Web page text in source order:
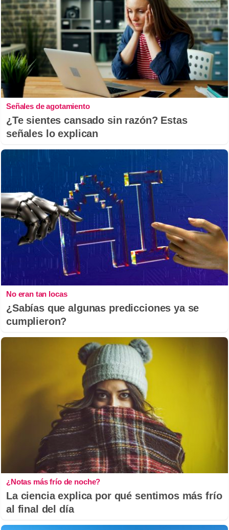
Señales de agotamiento
¿Te sientes cansado sin razón? Estas
señales lo explican
No eran tan locas
¿Sabías que algunas predicciones ya se
cumplieron?
¿Notas más frío de noche?
La ciencia explica por qué sentimos más frío
al final del día